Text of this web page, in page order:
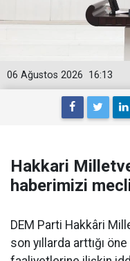
16:13
06 Ağustos 2026
Hakkari
haberimizi
DEM Parti Hakkâri
son yıllarda arttığı